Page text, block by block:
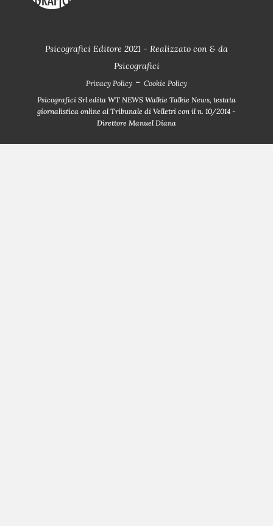
Psicografici Editore 2021 - Realizzato con & da
Psicografici
Privacy Policy - Cookie Policy
Psicografici Srl edita WT NEWS Walkie Talkie News, testata
giornalistica online al Tribunale di Velletri con il n. 10/2014 -
Direttore Manuel Diana